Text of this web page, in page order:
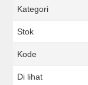
Kategori
Stok
Kode
Di lihat